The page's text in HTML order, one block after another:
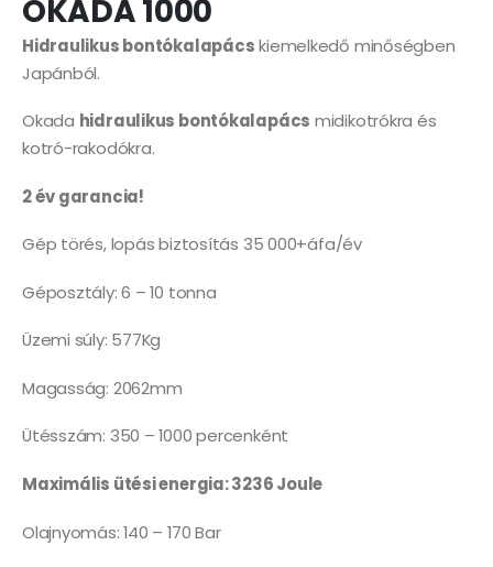
OKADA 1000
Hidraulikus bontókalapácskiemelkedő minőségben
Japánból.
Okada hidraulikus bontókalapács midikotrókra és
kotró-rakodókra.
2 év garancia!
Gép törés, lopás biztosítás 35 000+áfa/év
Géposztály: 6 – 10 tonna
Üzemi súly: 577Kg
Magasság: 2062mm
Ütésszám: 350 – 1000 percenként
Maximális ütési energia: 3236 Joule
Olajnyomás: 140 – 170 Bar